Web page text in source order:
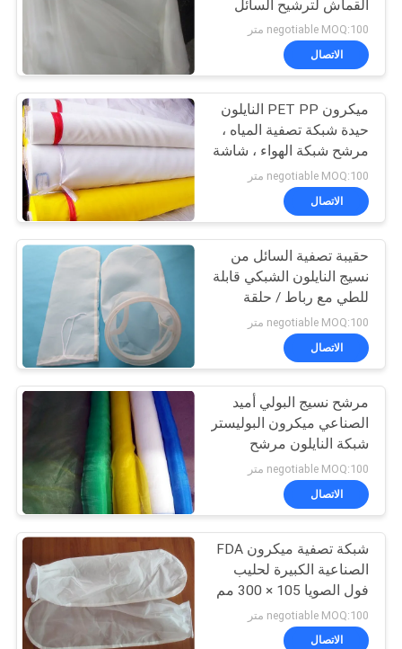
خريطة
الموقع
PRIVACY
POLICY
القماش لترشيح السائل
negotiable MOQ:100 متر
الاتصال
ميكرون PET PP النايلون
حيدة شبكة تصفية المياه ،
مرشح شبكة الهواء ، شاشة
قرص المرشح ISO FDA
قياسي
negotiable MOQ:100 متر
الاتصال
حقيبة تصفية السائل من
نسيج النايلون الشبكي قابلة
للطي مع رباط / حلقة
بلاستيكية
negotiable MOQ:100 متر
الاتصال
مرشح نسيج البولي أميد
الصناعي ميكرون البوليستر
شبكة النايلون مرشح
negotiable MOQ:100 متر
الاتصال
شبكة تصفية ميكرون FDA
الصناعية الكبيرة لحليب
فول الصويا 105 × 300 مم
negotiable MOQ:100 متر
الاتصال